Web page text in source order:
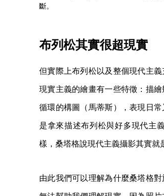
斷。
布列松其實很超現實
但實際上布列松以及整個現代主
現實主義的繪畫有一些特徵：描
循環的構圖（馬蒂斯），表現日
是拿來描述布列松與好多現代主
樣，桑塔格說現代主義攝影其實就
由此我們可以理解為什麼桑塔格